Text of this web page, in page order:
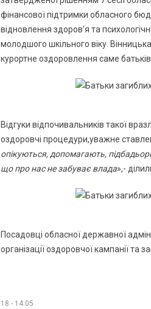
фінансової підтримки обласного
відновлення здоров’я та
молодшого шкільного віку.
курортне оздоровлення саме батьків
Відгуки відпочивальників такої
оздоровчі процедури,уважне
опікуються, допомагають,
що про нас не забуває влада»,-
Посадовці обласної державної
організації оздоровчої кампанії та
- 14:05